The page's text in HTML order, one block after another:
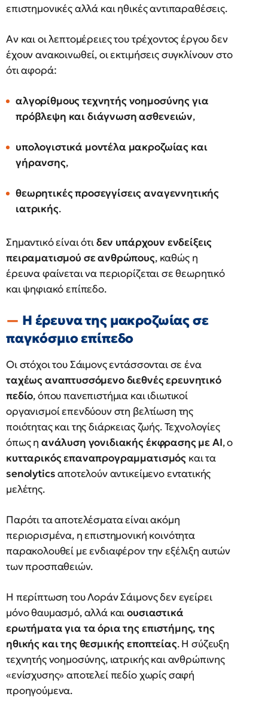
επιστημονικές αλλά και ηθικές αντιπαραθέσεις.
Αν και οι λεπτομέρειες του τρέχοντος έργου δεν
έχουν ανακοινωθεί, οι εκτιμήσεις συγκλίνουν στο
ότι αφορά:
αλγορίθμους τεχνητής νοημοσύνης για
πρόβλεψη και διάγνωση ασθενειών,
υπολογιστικά μοντέλα μακροζωίας και
γήρανσης,
θεωρητικές προσεγγίσεις αναγεννητικής
ιατρικής.
Σημαντικό είναι ότιδεν υπάρχουν ενδείξεις
πειραματισμού σε ανθρώπους, καθώς η
έρευνα φαίνεται να περιορίζεται σε θεωρητικό
και ψηφιακό επίπεδο.
Η έρευνα της μακροζωίας σε
παγκόσμιο επίπεδο
Οι στόχοι του Σάιμονς εντάσσονται σε ένα
ταχέως αναπτυσσόμενο διεθνές ερευνητικό
πεδίο, όπου πανεπιστήμια και ιδιωτικοί
οργανισμοί επενδύουν στη βελτίωση της
ποιότητας και της διάρκειας ζωής. Τεχνολογίες
όπως η ανάλυση γονιδιακής έκφρασης με AI, ο
κυτταρικός επαναπρογραμματισμός και τα
senolyticsαποτελούν αντικείμενο εντατικής
μελέτης.
Παρότι τα αποτελέσματα είναι ακόμη
περιορισμένα, η επιστημονική κοινότητα
παρακολουθεί με ενδιαφέρον την εξέλιξη αυτών
των προσπαθειών.
Η περίπτωση του Λοράν Σάιμονς δεν εγείρει
μόνο θαυμασμό, αλλά καιουσιαστικά
ερωτήματα για τα όρια της επιστήμης, της
ηθικής και της θεσμικής εποπτείας. Η σύζευξη
τεχνητής νοημοσύνης, ιατρικής και ανθρώπινης
«ενίσχυσης» αποτελεί πεδίο χωρίς σαφή
προηγούμενα.